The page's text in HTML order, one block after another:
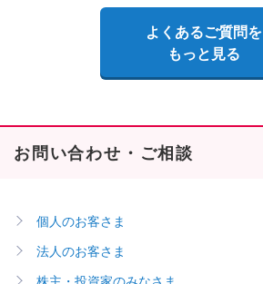
よくあるご質問を
もっと見る
お問い合わせ・ご相談
個人のお客さま
法人のお客さま
株主・投資家のみなさま